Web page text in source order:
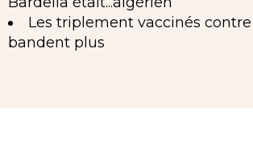
Les triplement vaccinés
bandent plus